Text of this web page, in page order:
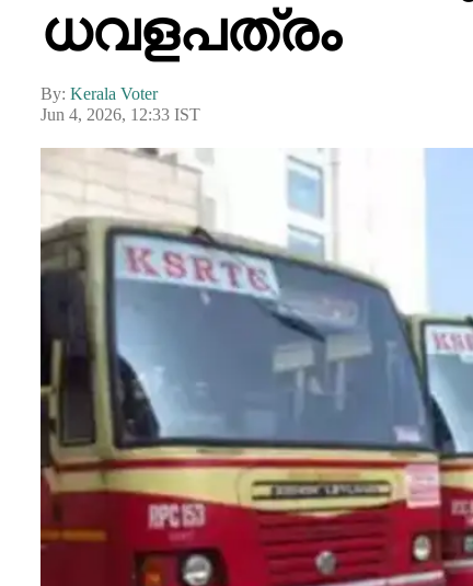
ധവളപത്രം
By: Kerala Voter
Jun 4, 2026, 12:33 IST